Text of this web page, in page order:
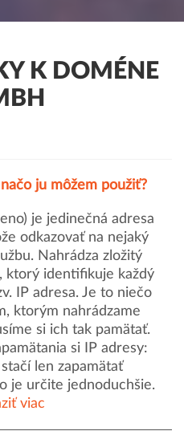
K DOMÉNE
ju môžem použiť?
je jedinečná adresa
odkazovať na nejaký
Nahrádza zložitý
ktorý identifikuje každý
IP adresa. Je to niečo
ktorým nahrádzame
si ich tak pamätať.
si IP adresy:
len zapamätať
je určite jednoduchšie.
viac